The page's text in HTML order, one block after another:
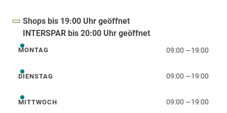
Shops bis 19:00 Uhr geöffnet
INTERSPAR bis 20:00 Uhr geöffnet
Montag
MONTAG 09:00 —19:00
Dienstag
DIENSTAG 09:00 —19:00
Mittwoch
MITTWOCH 09:00 —19:00